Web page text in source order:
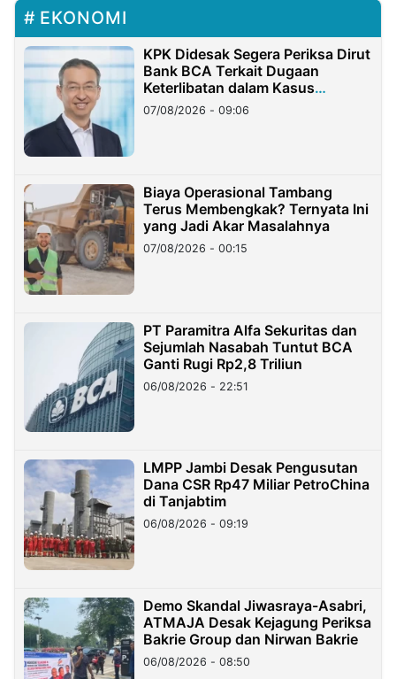
EKONOMI
KPK Didesak Segera Periksa Dirut
Bank BCA Terkait Dugaan
Keterlibatan dalam Kasus
Hilangnya Dana Nasabah Rp2,58
Miliar
07/08/2026 - 09:06
Biaya Operasional Tambang
Terus Membengkak? Ternyata Ini
yang Jadi Akar Masalahnya
07/08/2026 - 00:15
PT Paramitra Alfa Sekuritas dan
Sejumlah Nasabah Tuntut BCA
Ganti Rugi Rp2,8 Triliun
06/08/2026 - 22:51
LMPP Jambi Desak Pengusutan
Dana CSR Rp47 Miliar PetroChina
di Tanjabtim
06/08/2026 - 09:19
Demo Skandal Jiwasraya-Asabri,
ATMAJA Desak Kejagung Periksa
Bakrie Group dan Nirwan Bakrie
06/08/2026 - 08:50